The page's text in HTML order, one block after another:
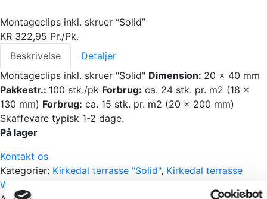
Montageclips inkl. skruer “Solid”
KR 322,95 Pr./Pk.
Beskrivelse
Detaljer
Montageclips inkl. skruer "Solid" Dimension: 20 x 40 mm
Pakkestr.: 100 stk./pk Forbrug: ca. 24 stk. pr. m2 (18 x
130 mm) Forbrug: ca. 15 stk. pr. m2 (20 x 200 mm)
Skaffevare typisk 1-2 dage.
På lager
Kontakt os
Kategorier: Kirkedal terrasse "Solid", Kirkedal terrasse
Wideplank "Solid"